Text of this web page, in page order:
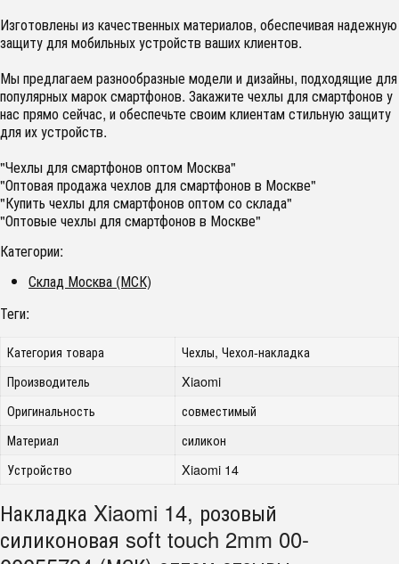
Изготовлены из качественных материалов, обеспечивая надежную
защиту для мобильных устройств ваших клиентов.
Мы предлагаем разнообразные модели и дизайны, подходящие для
популярных марок смартфонов. Закажите чехлы для смартфонов у
нас прямо сейчас, и обеспечьте своим клиентам стильную защиту
для их устройств.
"Чехлы для смартфонов оптом Москва"
"Оптовая продажа чехлов для смартфонов в Москве"
"Купить чехлы для смартфонов оптом со склада"
"Оптовые чехлы для смартфонов в Москве"
Категории:
Склад Москва (МСК)
Теги:
Категория товара
Чехлы, Чехол-накладка
Производитель
Xiaomi
Оригинальность
совместимый
Материал
силикон
Устройство
Xiaomi 14
Накладка Xiaomi 14, розовый
силиконовая soft touch 2mm 00-